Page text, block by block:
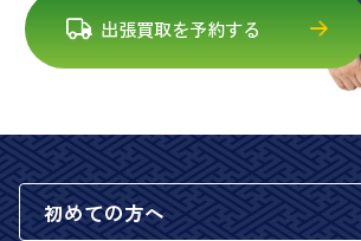
出張買取を予約する
初めての方へ